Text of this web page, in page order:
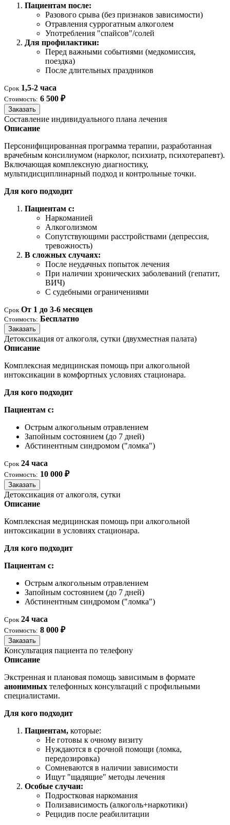
Пациентам после:
Разового срыва (без признаков зависимости)
Отравления суррогатным алкоголем
Употребления "спайсов"/солей
Для профилактики:
Перед важными событиями (медкомиссия,
поездка)
После длительных праздников
Срок 1,5-2 часа
Стоимость: 6 500 ₽
Заказать
Составление индивидуального плана лечения
Описание
Персонифицированная программа терапии, разработанная
врачебным консилиумом (нарколог, психиатр, психотерапевт).
Включающая комплексную диагностику,
мультидисциплинарный подход и контрольные точки.
Для кого подходит
Пациентам с:
Наркоманией
Алкоголизмом
Сопутствующими расстройствами (депрессия,
тревожность)
В сложных случаях:
После неудачных попыток лечения
При наличии хронических заболеваний (гепатит,
ВИЧ)
С судебными ограничениями
Срок От 1 до 3-6 месяцев
Стоимость: Бесплатно
Заказать
Детоксикация от алкоголя, сутки (двухместная палата)
Описание
Комплексная медицинская помощь при алкогольной
интоксикации в комфортных условиях стационара.
Для кого подходит
Пациентам с:
Острым алкогольным отравлением
Запойным состоянием (до 7 дней)
Абстинентным синдромом ("ломка")
Срок 24 часа
Стоимость: 10 000 ₽
Заказать
Детоксикация от алкоголя, сутки
Описание
Комплексная медицинская помощь при алкогольной
интоксикации в условиях стационара.
Для кого подходит
Пациентам с:
Острым алкогольным отравлением
Запойным состоянием (до 7 дней)
Абстинентным синдромом ("ломка")
Срок 24 часа
Стоимость: 8 000 ₽
Заказать
Консультация пациента по телефону
Описание
Экстренная и плановая помощь зависимым в формате
анонимных телефонных консультаций с профильными
специалистами.
Для кого подходит
Пациентам, которые:
Не готовы к очному визиту
Нуждаются в срочной помощи (ломка,
передозировка)
Сомневаются в наличии зависимости
Ищут "щадящие" методы лечения
Особые случаи:
Подростковая наркомания
Полизависимость (алкоголь+наркотики)
Рецидив после реабилитации